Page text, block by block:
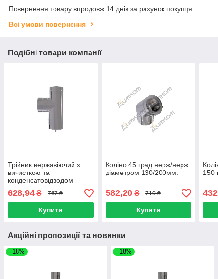
Повернення товару впродовж 14 днів за рахунок покупця
Всі умови повернення
Подібні товари компанії
Трійник нержавіючий з
вичисткою та
конденсатовідводом
90град. діаметром 100
мм.
628,94 ₴ 767 ₴
Купити
Коліно 45 град нерж/нерж
діаметром 130/200мм.
582,20₴ 710 ₴
Купити
150
Акційні пропозиції та новинки
–18% –18%